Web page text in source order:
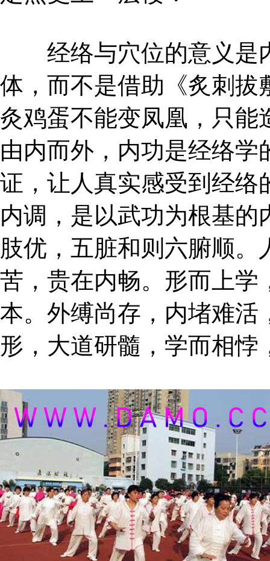
经络与穴位的意义是
体，而不是借助《炙刺拔
灸鸡蛋不能变凤凰，只能
由内而外，内功是经络
证，让人真实感受到经络
内调，是以武功为根基
肢优，五脏和则六腑顺
苦，贵在内畅。形而上学
本。外缚尚存，内堵难活
形，大道研髓，学而相悖